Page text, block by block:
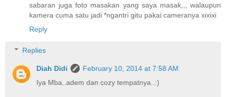
sabaran juga foto masakan yang saya masak,,, walaupun
kamera cuma satu jadi *ngantri gitu pakai cameranya xixixi
Reply
Replies
Diah Didi
February 10, 2014 at 7:58 AM
Iya Mba..adem dan cozy tempatnya..:)